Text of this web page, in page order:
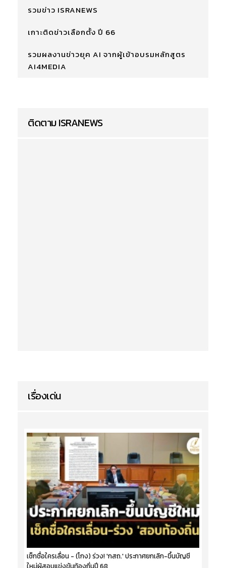
รวมข่าว ISRANEWS
เกาะติดข่าวเลือกตั้ง ปี 66
รวมผลงานข่าวยุค AI จากผู้เข้าอบรมหลักสูตร
AI4MEDIA
ติดตาม ISRANEWS
เรื่องเด่น
เช็กชื่อใครเลื่อน - (โกง) ร่วง! 'กสถ.' ประกาศยกเลิก-ขึ้นบัญชี
ใหม่ผู้สอบแข่งขันท้องถิ่นปี 68